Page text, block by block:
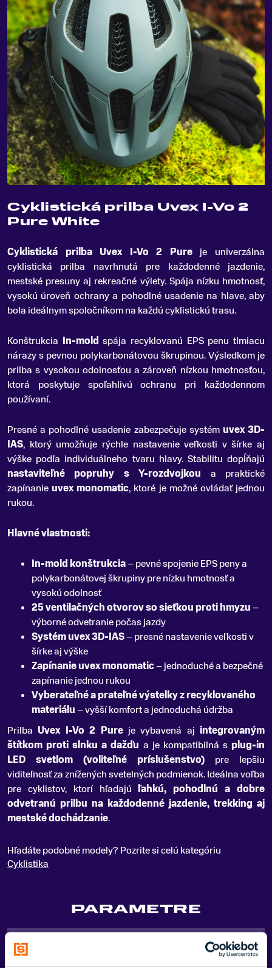
Cyklistická prilba Uvex I-Vo 2
Pure White
Cyklistická prilba Uvex I-Vo 2 Pureje univerzálna
cyklistická prilba navrhnutá pre každodenné jazdenie,
mestské presuny aj rekreačné výlety.Spája nízku hmotnosť,
vysokú úroveň ochrany a pohodlné usadenie na hlave, aby
bola ideálnym spoločníkom na každú cyklistickú trasu.
Konštrukcia In-mold spája recyklovanú EPS penu tlmiacu
nárazy s pevnou polykarbonátovou škrupinou. Výsledkom je
prilba s vysokou odolnosťou a zároveň nízkou hmotnosťou,
ktorá poskytuje spoľahlivú ochranu pri každodennom
používaní.
Presné a pohodlné usadenie zabezpečuje systém uvex 3D-
IAS, ktorý umožňuje rýchle nastavenie veľkosti v šírke aj
výške podľa individuálneho tvaru hlavy. Stabilitu dopĺňajú
nastaviteľné popruhy s Y-rozdvojkou a praktické
zapínanieuvex monomatic, ktoré je možné ovládať jednou
rukou.
Hlavné vlastnosti:
In-mold konštrukcia– pevné spojenie EPS peny a
polykarbonátovej škrupiny pre nízku hmotnosť a
vysokú odolnosť
25 ventilačných otvorov so sieťkou proti hmyzu–
výborné odvetranie počas jazdy
Systém uvex 3D-IAS– presné nastavenie veľkosti v
šírke aj výške
Zapínanie uvex monomatic– jednoduché a bezpečné
zapínanie jednou rukou
Vyberateľné a prateľné výstelky z recyklovaného
materiálu– vyšší komfort a jednoduchá údržba
Prilba Uvex I-Vo 2 Pureje vybavená aj integrovaným
štítkom proti slnku a dažďu a je kompatibilná s plug-in
LED svetlom (voliteľné príslušenstvo) pre lepšiu
viditeľnosť za znížených svetelných podmienok. Ideálna voľba
pre cyklistov, ktorí hľadajú ľahkú, pohodlnú a dobre
odvetranú prilbu na každodenné jazdenie, trekking aj
mestské dochádzanie.
Hľadáte podobné modely? Pozrite si celú kategóriu
Cyklistika
PARAMETRE
POHLAVIE
Dámske, Pánske